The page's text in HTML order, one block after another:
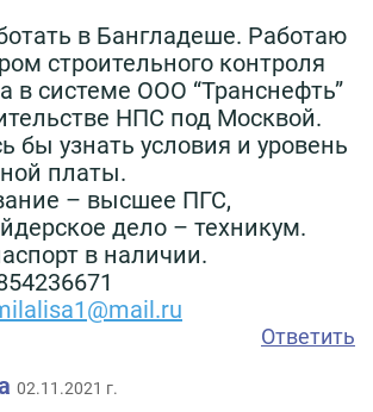
в Бангладеше. Работаю
строительного контроля
в системе ООО “Транснефть”
НПС под Москвой.
бы узнать условия и уровень
платы.
– высшее ПГС,
дело – техникум.
в наличии.
Ответить
02.11.2021 г.